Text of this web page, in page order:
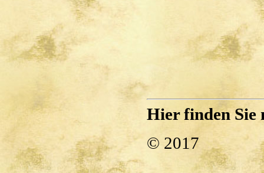
Hier finden Sie
© 2017